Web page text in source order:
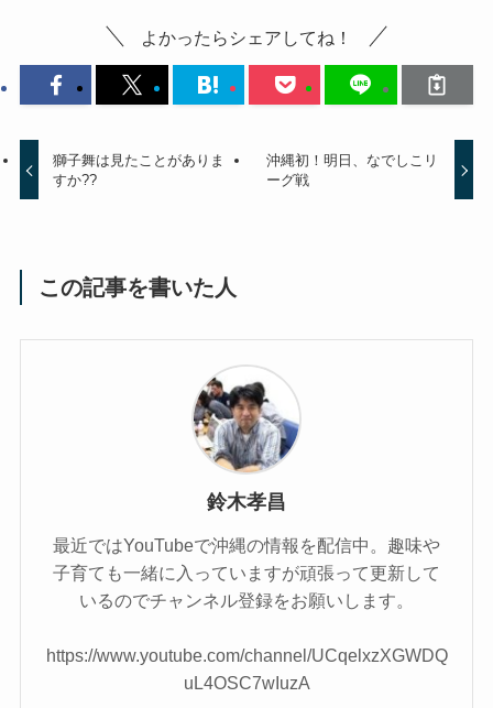
よかったらシェアしてね！
獅子舞は見たことがありま
すか??
沖縄初！明日、なでしこリ
ーグ戦
この記事を書いた人
鈴木孝昌
最近ではYouTubeで沖縄の情報を配信中。趣味や
子育ても一緒に入っていますが頑張って更新して
いるのでチャンネル登録をお願いします。
https://www.youtube.com/channel/UCqelxzXGWDQ
uL4OSC7wIuzA